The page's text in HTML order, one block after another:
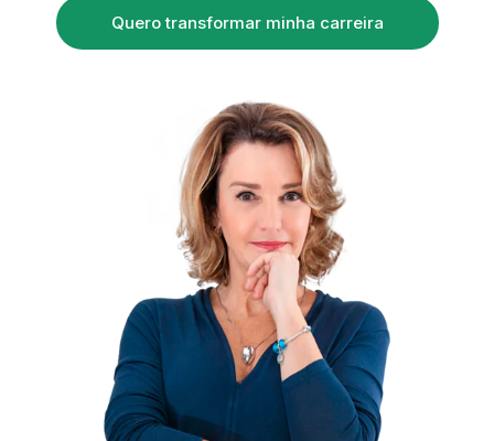
Quero transformar minha carreira